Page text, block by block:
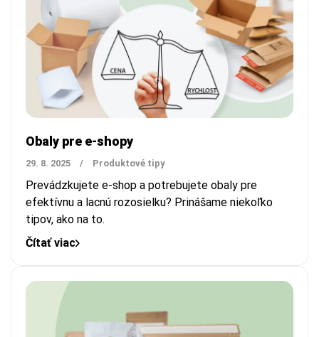
Obaly pre e-shopy
29. 8. 2025 / Produktové tipy
Prevádzkujete e-shop a potrebujete obaly pre
efektívnu a lacnú rozosielku? Prinášame niekoľko
tipov, ako na to.
Čítať viac